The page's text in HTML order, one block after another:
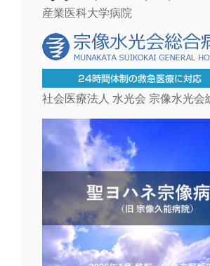
産業医科大学病院
社会医療法人 水光会 宗像水光会